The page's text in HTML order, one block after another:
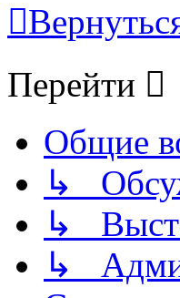
Перейти
Общие
↳
↳
↳